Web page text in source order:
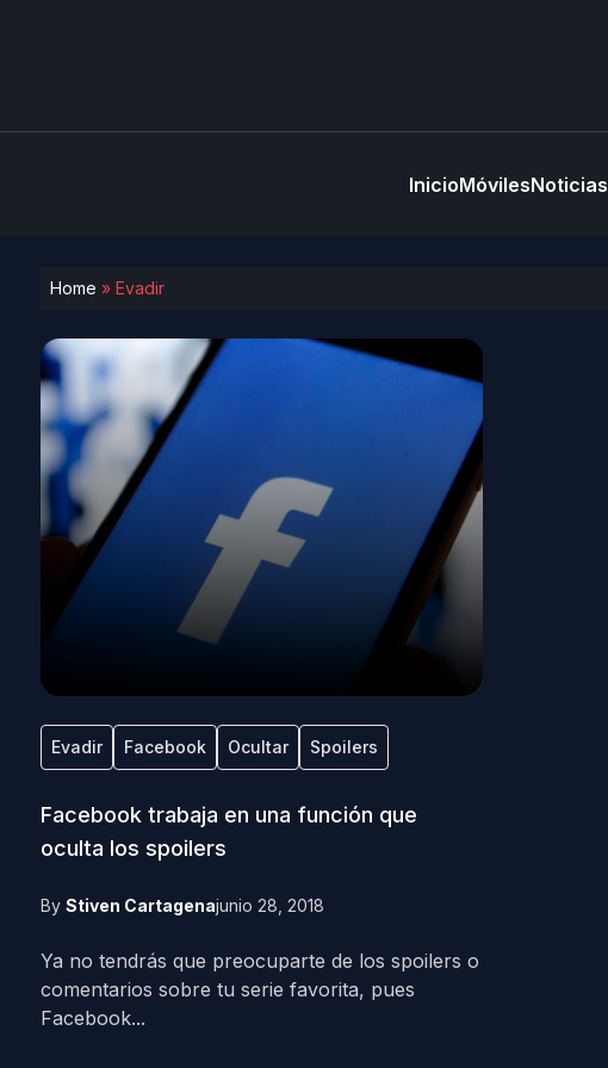
InicioMóvilesNoticias
Home » Evadir
Evadir Facebook Ocultar Spoilers
Facebook trabaja en una función que
oculta los spoilers
By Stiven Cartagenajunio 28, 2018
Ya no tendrás que preocuparte de los spoilers o
comentarios sobre tu serie favorita, pues
Facebook...